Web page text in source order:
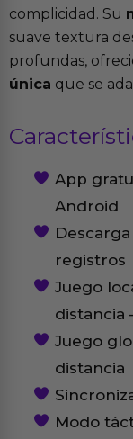
complicidad. Su
suave textura
profundas,
única que se
App
Android
registros
Juego
distancia
Juego
distancia
Modo